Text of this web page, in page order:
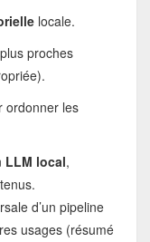
locale.
proches
ordonner les
LLM local,
d’un pipeline
usages (résumé